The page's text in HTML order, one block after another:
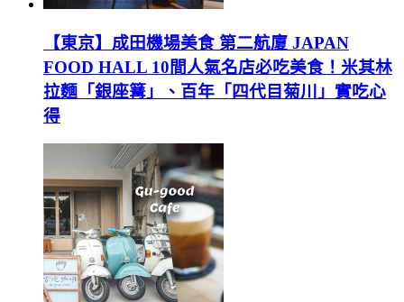
【東京】成田機場美食 第二航廈 JAPAN
FOOD HALL 10間人氣名店必吃美食！米其林
拉麵「銀座篝」、百年「四代目菊川」實吃心
得